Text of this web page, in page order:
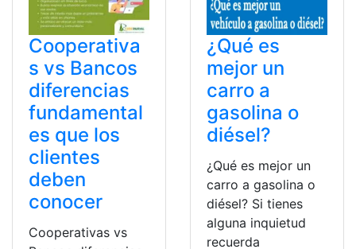
Cooperativa
s vs Bancos
diferencias
fundamental
es que los
clientes
deben
conocer
Cooperativas vs
¿Qué es
mejor un
carro a
gasolina o
diésel?
¿Qué es mejor un
carro a gasolina o
diésel? Si tienes
alguna inquietud
recuerda